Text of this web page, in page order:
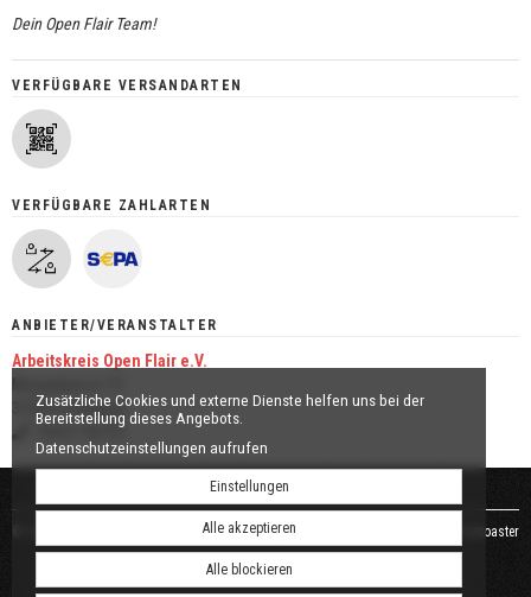
Dein Open Flair Team!
VERFÜGBARE VERSANDARTEN
VERFÜGBARE ZAHLARTEN
ANBIETER/VERANSTALTER
Arbeitskreis Open Flair e.V.
37269 Eschwege
05651-96153
powered by tickettoaster
Datenschutz•Impressum
Zusätzliche Cookies und externe Dienste helfen uns bei der
Bereitstellung dieses Angebots.
Datenschutzeinstellungen aufrufen
Einstellungen
Alle akzeptieren
Alle blockieren